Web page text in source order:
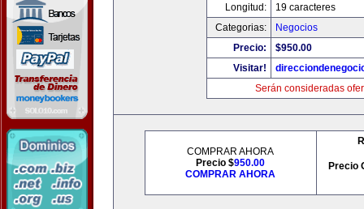
Longitud:
19 caracteres
Categorias:
Negocios
Precio:
$950.00
Visitar!
Serán consideradas
COMPRAR AHORA
Precio $950.00
COMPRAR AHORA
Precio